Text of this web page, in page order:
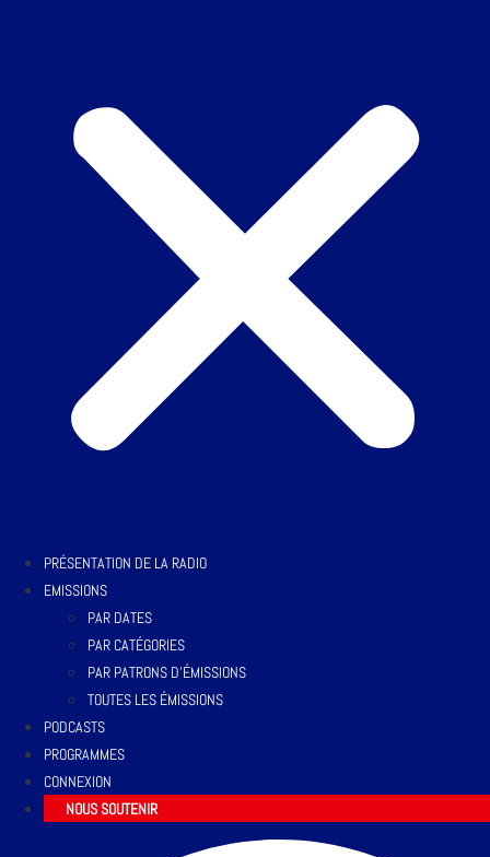
PRÉSENTATION DE LA RADIO
EMISSIONS
PAR DATES
PAR CATÉGORIES
PAR PATRONS D’ÉMISSIONS
TOUTES LES ÉMISSIONS
PODCASTS
PROGRAMMES
CONNEXION
NOUS SOUTENIR